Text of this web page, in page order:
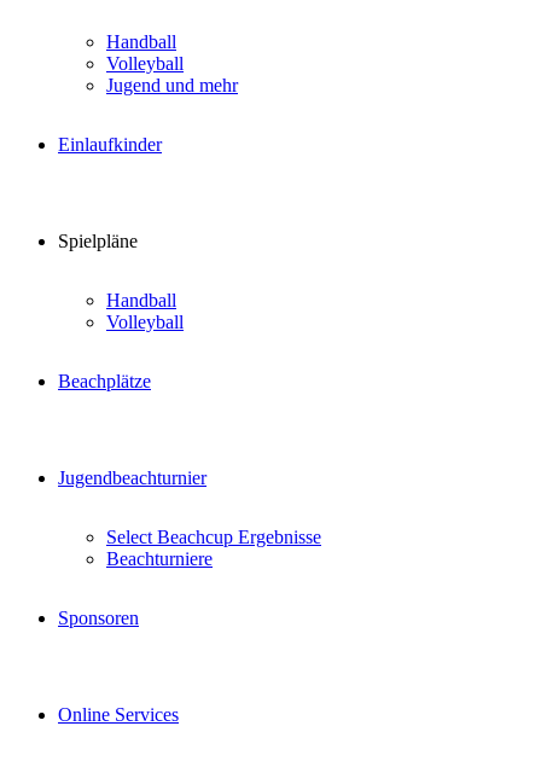
Handball
Volleyball
Jugend und mehr
Einlaufkinder
Spielpläne
Handball
Volleyball
Beachplätze
Jugendbeachturnier
Select Beachcup Ergebnisse
Beachturniere
Sponsoren
Online Services